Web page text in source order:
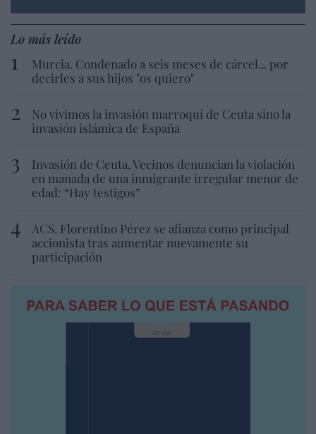
Lo más leído
Murcia. Condenado a seis meses de cárcel... por
decirles a sus hijos "os quiero"
No vivimos la invasión marroquí de Ceuta sino la
invasión islámica de España
Invasión de Ceuta. Vecinos denuncian la violación
en manada de una inmigrante irregular menor de
edad: “Hay testigos”
ACS. Florentino Pérez se afianza como principal
accionista tras aumentar nuevamente su
participación